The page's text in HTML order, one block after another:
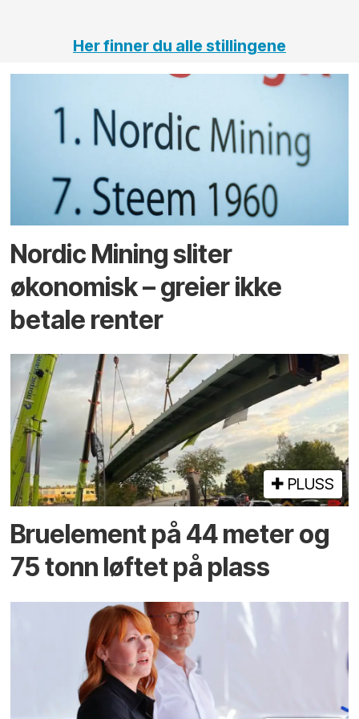
Her finner du alle stillingene
Nordic Mining sliter
økonomisk – greier ikke
betale renter
PLUSS
Bruelement på 44 meter og
75 tonn løftet på plass